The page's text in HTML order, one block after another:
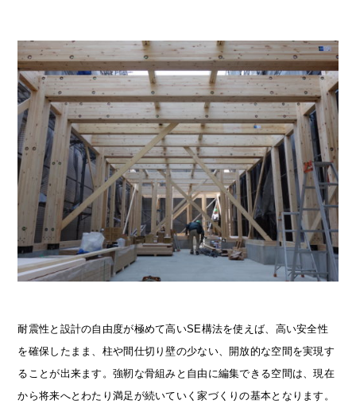
耐震性と設計の自由度が極めて高いSE構法を使えば、高い安全性
を確保したまま、柱や間仕切り壁の少ない、開放的な空間を実現す
ることが出来ます。強靭な骨組みと自由に編集できる空間は、現在
から将来へとわたり満足が続いていく家づくりの基本となります。